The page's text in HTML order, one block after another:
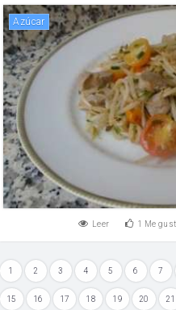
Azúcar
Leer 1 Me
1 2 3 4 5 6 7
15 16 17 18 19 20 21